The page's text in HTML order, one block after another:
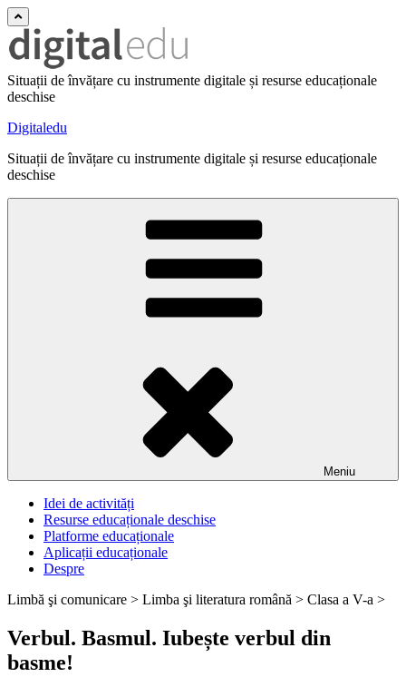
Situații de învățare cu instrumente digitale și resurse educaționale
deschise
Digitaledu
Situații de învățare cu instrumente digitale și resurse educaționale
deschise
Meniu
Idei de activități
Resurse educaționale deschise
Platforme educaționale
Aplicații educaționale
Despre
Limbă şi comunicare > Limba şi literatura română > Clasa a V-a >
Verbul. Basmul. Iubește verbul din
basme!